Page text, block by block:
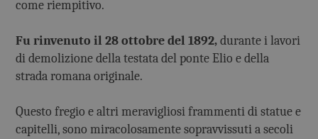
come riempitivo.
Fu rinvenuto il 28 ottobre del 1892, durante i lavori
di demolizione della testata del ponte Elio e della
strada romana originale.
Questo fregio e altri meravigliosi frammenti di statue e
capitelli, sono miracolosamente sopravvissuti a secoli